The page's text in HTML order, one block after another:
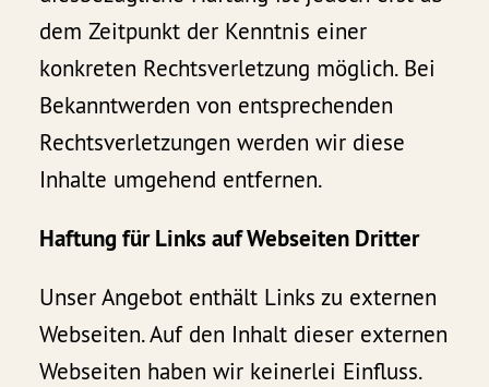
dem Zeitpunkt der Kenntnis einer
konkreten Rechtsverletzung möglich. Bei
Bekanntwerden von entsprechenden
Rechtsverletzungen werden wir diese
Inhalte umgehend entfernen.
Haftung für Links auf Webseiten Dritter
Unser Angebot enthält Links zu externen
Webseiten. Auf den Inhalt dieser externen
Webseiten haben wir keinerlei Einfluss.